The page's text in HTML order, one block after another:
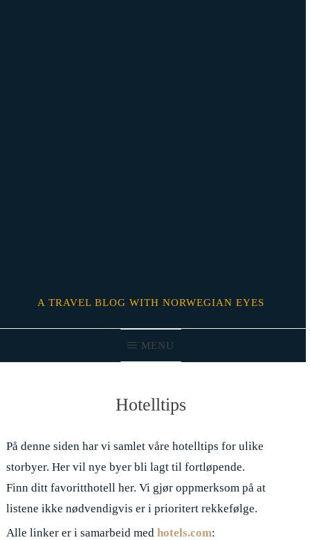
A TRAVEL BLOG WITH NORWEGIAN EYES
MENU
Hotelltips
På denne siden har vi samlet våre hotelltips for ulike
storbyer. Her vil nye byer bli lagt til fortløpende.
Finn ditt favoritthotell her. Vi gjør oppmerksom på at
listene ikke nødvendigvis er i prioritert rekkefølge.
Alle linker er i samarbeid med hotels.com: